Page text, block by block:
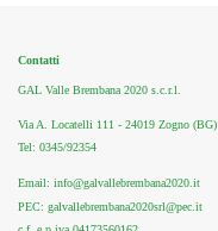
Contatti
GAL Valle Brembana 2020 s.c.r.l.
Via A. Locatelli 111 - 24019 Zogno (BG)
Tel: 0345/92354
Email: info@galvallebrembana2020.it
PEC: galvallebrembana2020srl@pec.it